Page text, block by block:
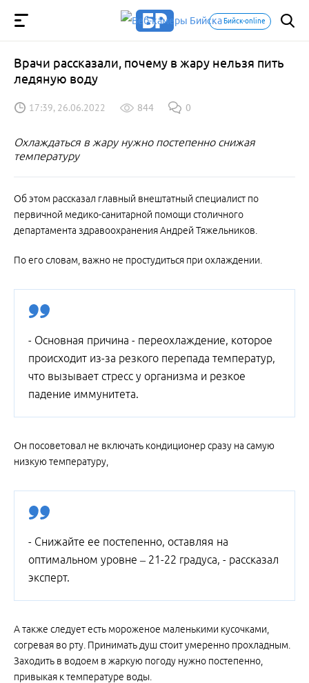
Бийск-online
Врачи рассказали, почему в жару нельзя пить
ледяную воду
17:39, 26.06.2022 844 0
Охлаждаться в жару нужно постепенно снижая
температуру
Об этом рассказал главный внештатный специалист по
первичной медико-санитарной помощи столичного
департамента здравоохранения Андрей Тяжельников.
По его словам, важно не простудиться при охлаждении.
- Основная причина - переохлаждение, которое
происходит из-за резкого перепада температур,
что вызывает стресс у организма и резкое
падение иммунитета.
Он посоветовал не включать кондиционер сразу на самую
низкую температуру,
- Снижайте ее постепенно, оставляя на
оптимальном уровне – 21-22 градуса, - рассказал
эксперт.
А также следует есть мороженое маленькими кусочками,
согревая во рту. Принимать душ стоит умеренно прохладным.
Заходить в водоем в жаркую погоду нужно постепенно,
привыкая к температуре воды.